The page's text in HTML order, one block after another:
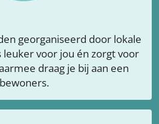
georganiseerd door lokale
voor jou én zorgt voor
draag je bij aan een